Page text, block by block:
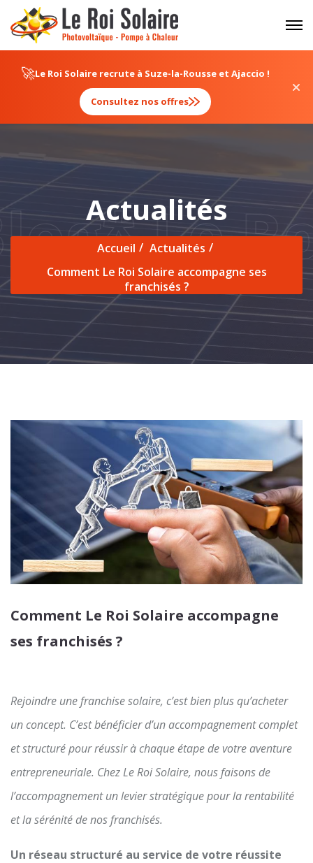
🚀Le Roi Solaire recrute à Suze-la-Rousse et Ajaccio !
Consultez nos offres
*Le
Actualités
Accueil
Actualités
Comment Le Roi Solaire accompagne ses
franchisés ?
WED
Comment Le Roi Solaire accompagne
ses franchisés ?
Rejoindre une franchise solaire, c’est bien plus qu’acheter
un concept. C’est bénéficier d’un accompagnement complet
et structuré pour réussir à chaque étape de votre aventure
entrepreneuriale. Chez Le Roi Solaire, nous faisons de
l’accompagnement un levier stratégique pour la rentabilité
et la sérénité de nos franchisés.
Un réseau structuré au service de votre réussite
Panneau de gestion des cookies